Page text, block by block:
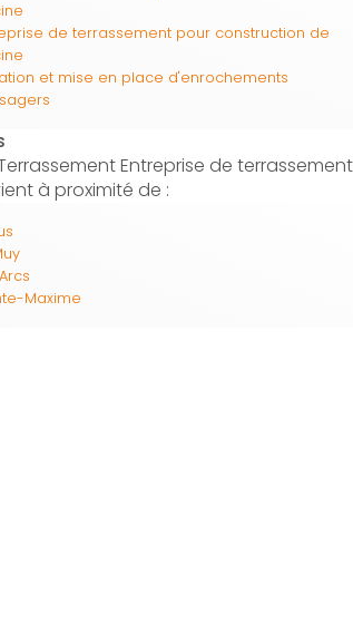
de terrassement pour construction de
et mise en place d'enrochements
Terrassement Entreprise de terrassement
à proximité de :
Maxime